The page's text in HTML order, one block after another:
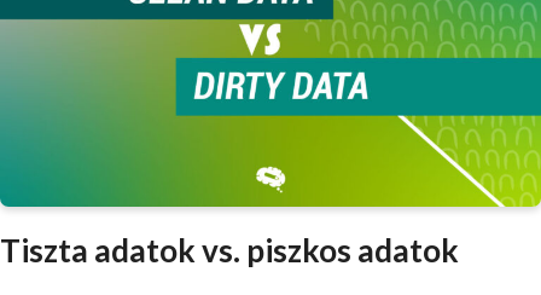
Tiszta adatok vs. piszkos adatok